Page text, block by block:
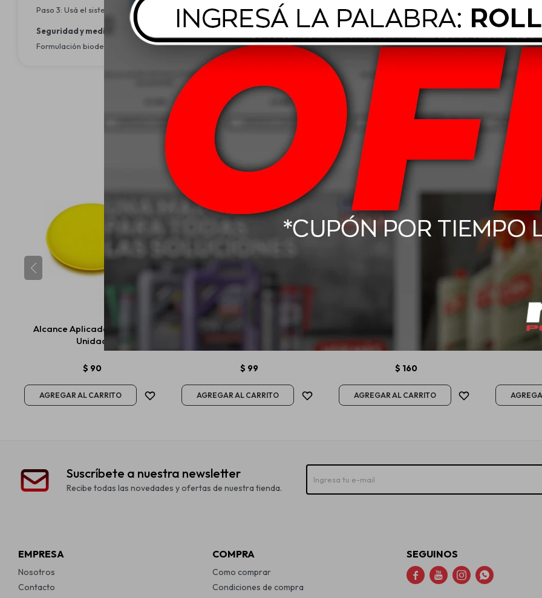
Paso 3: Usá el sistema limpiaparabrisas normalmente para limpiar y eliminar la suciedad adherida.
Seguridad y medio ambiente:
Formulación biodegradable y sin fosfatos, segura para el vehículo y respetuosa con el medio ambiente.No daña las superficies de
Productos que te pueden interesar
Alcance Aplicador Amarillo
Unidad
$ 90
Wurth Cepillos De Alambre Set
$ 99
Cascos 2 X 80ml
$ 160
Koch
Suscríbete a nuestra newsletter
Recibe todas las novedades y ofertas de nuestra tienda.
EMPRESA
Nosotros
Contacto
COMPRA
Como comprar
Condiciones de compra
SEGUINOS
   